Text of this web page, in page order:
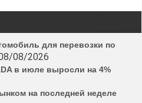
для перевозки по
08/2026
в июле выросли на 4%
на последней неделе